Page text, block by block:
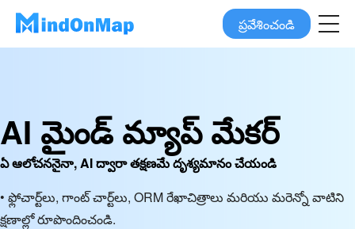
ప్రవేశించండి
AI మైండ్ మ్యాప్ మేకర్
ఏ ఆలోచననైనా, AI ద్వారా తక్షణమే దృశ్యమానం చేయండి
• ఫ్లోచార్ట్‌లు, గాంట్ చార్ట్‌లు, ORM రేఖాచిత్రాలు మరియు మరెన్నో వాటిని
క్షణాల్లో రూపొందించండి.